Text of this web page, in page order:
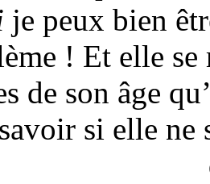
je peux bien
! Et elle se
de son âge
savoir si elle ne